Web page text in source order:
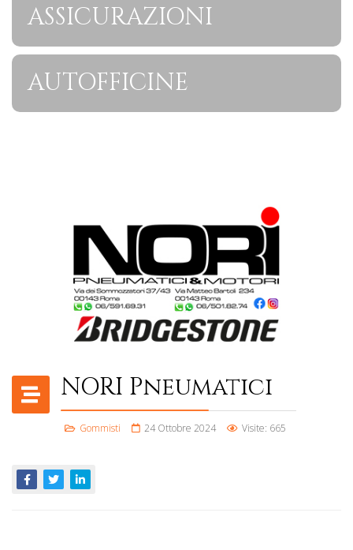
ASSICURAZIONI
AUTOFFICINE
NORI Pneumatici
Gommisti 24 Ottobre 2024 Visite: 665